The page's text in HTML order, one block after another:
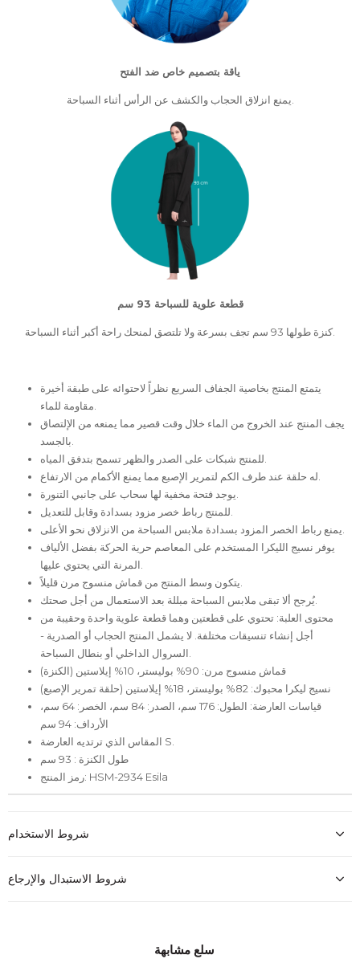
ياقة بتصميم خاص ضد الفتح
يمنع انزلاق الحجاب والكشف عن الرأس أثناء السباحة.
قطعة علوية للسباحة 93 سم
كنزة طولها 93 سم تجف بسرعة ولا تلتصق لمنحك راحة أكبر أثناء السباحة.
يتمتع المنتج بخاصية الجفاف السريع نظراً لاحتوائه على طبقة أخيرة
مقاومة للماء.
يجف المنتج عند الخروج من الماء خلال وقت قصير مما يمنعه من الإلتصاق
بالجسد.
للمنتج شبكات على الصدر والظهر تسمح بتدفق المياه.
له حلقة عند طرف الكم لتمرير الإصبع مما يمنع الأكمام من الارتفاع.
يوجد فتحة مخفية لها سحاب على جانبي التنورة.
للمنتج رباط خصر مزود بسدادة وقابل للتعديل.
يمنع رباط الخصر المزود بسدادة ملابس السباحة من الانزلاق نحو الأعلى.
يوفر نسيج الليكرا المستخدم على المعاصم حرية الحركة بفضل الألياف
المرنة التي يحتوي عليها.
يتكون وسط المنتج من قماش منسوج مرن قليلاً.
يُرجح ألا تبقى ملابس السباحة مبللة بعد الاستعمال من أجل صحتك.
محتوى العلبة: تحتوي على قطعتين وهما قطعة علوية واحدة وحقيبة من
أجل إنشاء تنسيقات مختلفة. لا يشمل المنتج الحجاب أو الصدرية -
السروال الداخلي أو بنطال السباحة.
قماش منسوج مرن: 90% بوليستر، 10% إيلاستين (الكنزة)
نسيج ليكرا محبوك: 82% بوليستر، 18% إيلاستين (حلقة تمرير الإصبع)
قياسات العارضة: الطول: 176 سم، الصدر: 84 سم، الخصر: 64 سم،
الأرداف: 94 سم
المقاس الذي ترتديه العارضة S.
طول الكنزة : 93 سم
رمز المنتج: HSM-2934 Esila
شروط الاستخدام
شروط الاستبدال والإرجاع
سلع مشابهة